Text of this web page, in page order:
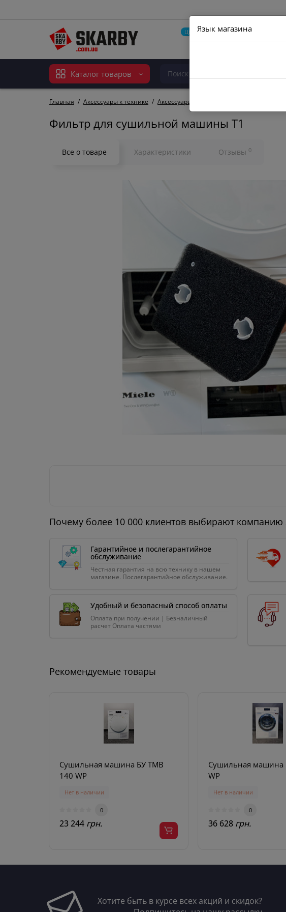
Цінопад
Каталог товаров
Главная Аксессуары к технике Аксессуары к стиральным и сушильным
Фильтр для сушильной машины T1
Язык магазина
Все о товаре Характеристики Отзывы 0
Почему более 10 000 клиентов выбирают компанию
Гарантийное и послегарантийное
обслуживание
Честная гарантия на всю технику в нашем
магазине. Послегарантийное обслуживание.
Удобный и безопасный способ оплаты
Оплата при получении | Безналичный
расчет Оплата частями
Рекомендуемые товары
Сушильная машина БУ TMB
140 WP
Нет в наличии
0
23 244 грн.
Сушильная машина
WP
Нет в наличии
0
36 628 грн.
Хотите быть в курсе всех акций и скидок?